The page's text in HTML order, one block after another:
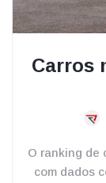
Carros
O ranking de
com dados